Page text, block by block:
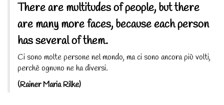
There are multitudes of people, but there
are many more faces, because each person
has several of them.
Ci sono molte persone nel mondo, ma ci sono ancora più volti,
perché ognuno ne ha diversi.
(Rainer Maria Rilke)